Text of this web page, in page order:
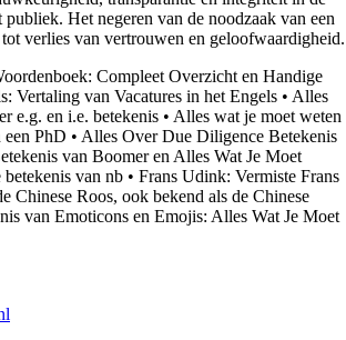
Het negeren van de noodzaak van een
verlies van vertrouwen en geloofwaardigheid.
Compleet Overzicht en Handige
Vertaling van Vacatures in het Engels • Alles
e.g. en i.e. betekenis • Alles wat je moet weten
een PhD • Alles Over Due Diligence Betekenis
van Boomer en Alles Wat Je Moet
van nb • Frans Udink: Vermiste Frans
Chinese Roos, ook bekend als de Chinese
van Emoticons en Emojis: Alles Wat Je Moet